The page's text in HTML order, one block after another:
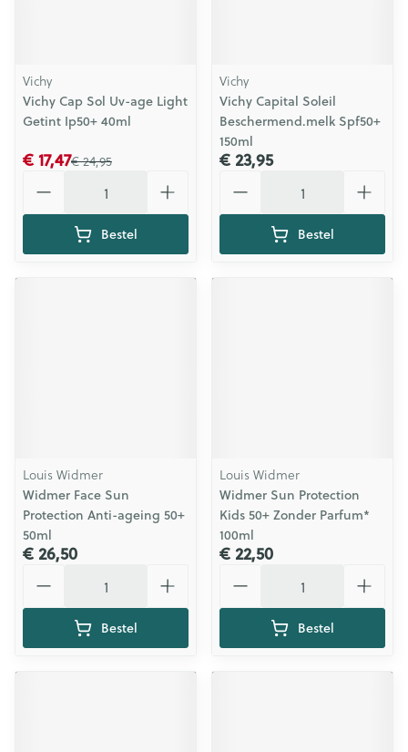
Vichy
Vichy Cap Sol Uv-age Light
Getint Ip50+ 40ml
€ 24,95
€ 17,47
Bestel
Vichy
Vichy Capital Soleil
Beschermend.melk Spf50+
150ml
€ 23,95
Bestel
Louis Widmer
Widmer Face Sun
Protection Anti-ageing 50+
50ml
€ 26,50
Bestel
Louis Widmer
Widmer Sun Protection
Kids 50+ Zonder Parfum*
100ml
€ 22,50
Bestel